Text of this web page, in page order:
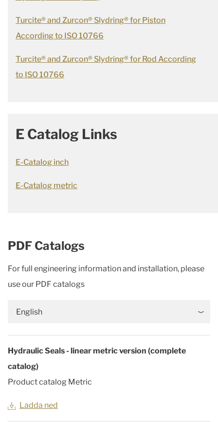
Turcite® and Zurcon® Slydring® for Piston
According to ISO 10766
Turcite® and Zurcon® Slydring® for Rod According
to ISO 10766
E Catalog Links
E-Catalog inch
E-Catalog metric
PDF Catalogs
For full engineering information and installation, please
use our PDF catalogs
English
Hydraulic Seals - linear metric version (complete
catalog)
Product catalog Metric
Ladda ned